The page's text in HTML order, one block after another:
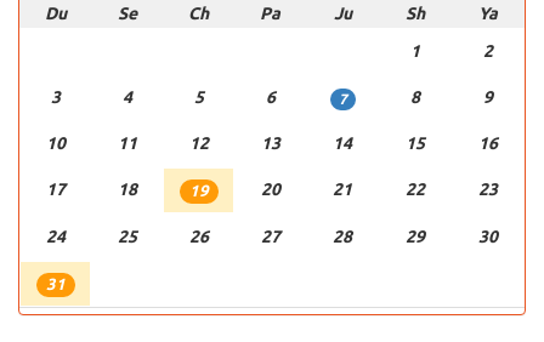
Du Se Ch Pa Ju Sh
Ya
1
2
3 4 5 6 7 8 9
10 11 12 13 14 15 16
17 18 19 20 21 22 23
24 25 26 27 28 29 30
31